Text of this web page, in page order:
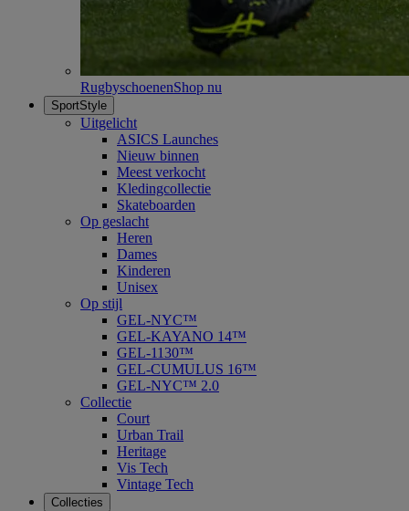
RugbyschoenenShop nu
SportStyle
Uitgelicht
ASICS Launches
Nieuw binnen
Meest verkocht
Kledingcollectie
Skateboarden
Op geslacht
Heren
Dames
Kinderen
Unisex
Op stijl
GEL-NYC™
GEL-KAYANO 14™
GEL-1130™
GEL-CUMULUS 16™
GEL-NYC™ 2.0
Collectie
Court
Urban Trail
Heritage
Vis Tech
Vintage Tech
Collecties